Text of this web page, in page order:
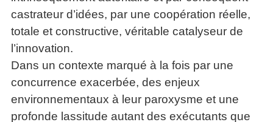
castrateur d’idées, par une coopération réelle,
totale et constructive, véritable catalyseur de
l’innovation.
Dans un contexte marqué à la fois par une
concurrence exacerbée, des enjeux
environnementaux à leur paroxysme et une
profonde lassitude autant des exécutants que